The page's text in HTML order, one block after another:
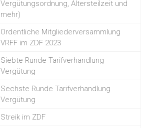
Vergütungsordnung, Altersteilzeit und
mehr)
Ordentliche Mitgliederversammlung
VRFF im ZDF 2023
Siebte Runde Tarifverhandlung
Vergütung
Sechste Runde Tarifverhandlung
Vergütung
Streik im ZDF